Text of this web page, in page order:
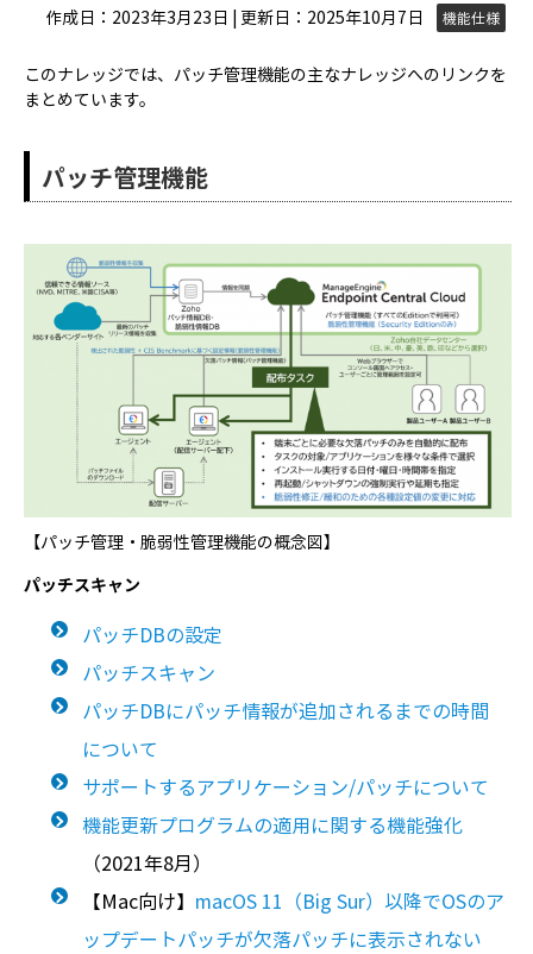
作成日：2023年3月23日 | 更新日：2025年10月7日 機能仕様
このナレッジでは、パッチ管理機能の主なナレッジへのリンクを
まとめています。
パッチ管理機能
【パッチ管理・脆弱性管理機能の概念図】
パッチスキャン
パッチDBの設定
パッチスキャン
パッチDBにパッチ情報が追加されるまでの時間
について
サポートするアプリケーション/パッチについて
機能更新プログラムの適用に関する機能強化
（2021年8月）
【Mac向け】 macOS 11（Big Sur）以降でOSのア
ップデートパッチが欠落パッチに表示されない